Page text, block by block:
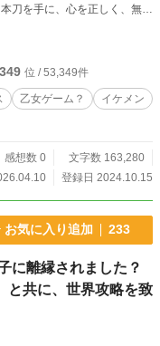
刀を手に、心を正しく、無事
一はコメディ、もう三分の
位 / 53,349件
乙女ゲーム？
イケメン
感想数 0
文字数 163,280
登録日 2024.10.15
お気に入り追加 233
に離縁されました？
と共に、世界攻略を致